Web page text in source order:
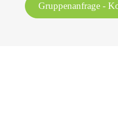
Gruppenanfrage -